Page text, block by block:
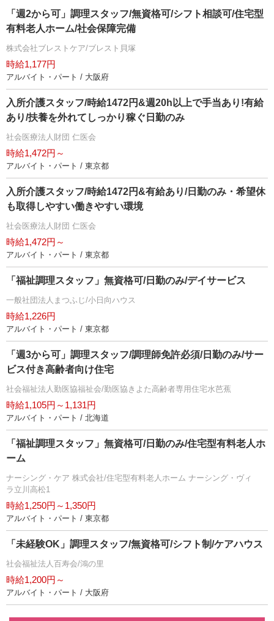
「週2から可」調理スタッフ/無資格可/シフト相談可/住宅型
有料老人ホーム/社会保障完備
株式会社ブレストケア/ブレスト貝塚
時給1,177円
アルバイト・パート / 大阪府
入所介護スタッフ/時給1472円&週20h以上で手当あり!有給
あり/扶養を外れてしっかり稼ぐ日勤のみ
社会医療法人財団 仁医会
時給1,472円～
アルバイト・パート / 東京都
入所介護スタッフ/時給1472円&有給あり/日勤のみ・希望休
も取得しやすい働きやすい環境
社会医療法人財団 仁医会
時給1,472円～
アルバイト・パート / 東京都
「福祉調理スタッフ」無資格可/日勤のみ/デイサービス
一般社団法人まつふじ/小日向ハウス
時給1,226円
アルバイト・パート / 東京都
「週3から可」調理スタッフ/調理師免許必須/日勤のみ/サー
ビス付き高齢者向け住宅
社会福祉法人勤医協福祉会/勤医協きよた高齢者専用住宅水芭蕉
時給1,105円～1,131円
アルバイト・パート / 北海道
「福祉調理スタッフ」無資格可/日勤のみ/住宅型有料老人ホ
ーム
ナーシング・ケア 株式会社/住宅型有料老人ホーム ナーシング・ヴィ
ラ立川高松1
時給1,250円～1,350円
アルバイト・パート / 東京都
「未経験OK」調理スタッフ/無資格可/シフト制/ケアハウス
社会福祉法人百寿会/鴻の里
時給1,200円～
アルバイト・パート / 大阪府